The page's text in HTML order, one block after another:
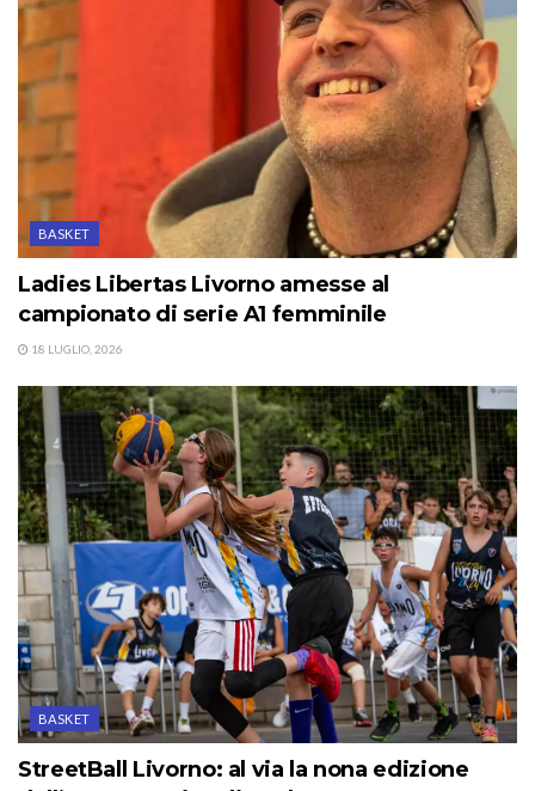
BASKET
Ladies Libertas Livorno amesse al
campionato di serie A1 femminile
18 LUGLIO, 2026
BASKET
StreetBall Livorno: al via la nona edizione